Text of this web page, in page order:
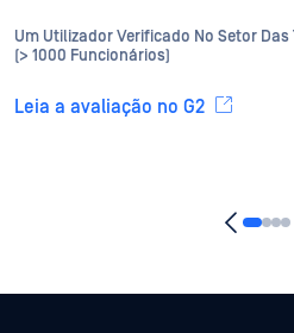
Um Utilizador Verificado No Setor
(> 1000 Funcionários)
Leia a avaliação no G2